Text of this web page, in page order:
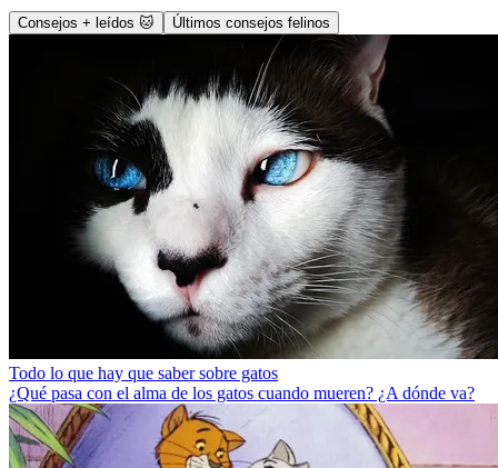
Consejos + leídos 🐱 Últimos consejos felinos
Todo lo que hay que saber sobre gatos
¿Qué pasa con el alma de los gatos cuando mueren? ¿A dónde va?